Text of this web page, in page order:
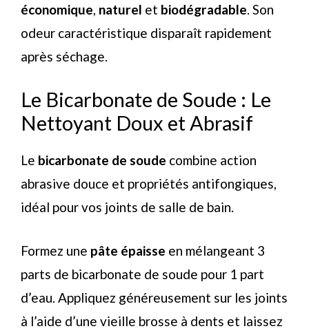
économique, naturel et biodégradable. Son
odeur caractéristique disparaît rapidement
après séchage.
Le Bicarbonate de Soude : Le
Nettoyant Doux et Abrasif
Le bicarbonate de soude combine action
abrasive douce et propriétés antifongiques,
idéal pour vos joints de salle de bain.
Formez une pâte épaisse en mélangeant 3
parts de bicarbonate de soude pour 1 part
d’eau. Appliquez généreusement sur les joints
à l’aide d’une vieille brosse à dents et laissez